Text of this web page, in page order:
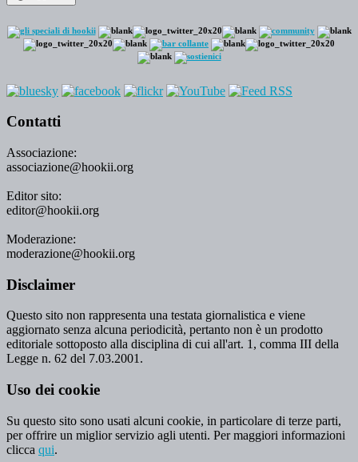
Contatti
Associazione:
associazione@hookii.org
Editor sito:
editor@hookii.org
Moderazione:
moderazione@hookii.org
Disclaimer
Questo sito non rappresenta una testata giornalistica e viene
aggiornato senza alcuna periodicità, pertanto non è un prodotto
editoriale sottoposto alla disciplina di cui all'art. 1, comma III della
Legge n. 62 del 7.03.2001.
Uso dei cookie
Su questo sito sono usati alcuni cookie, in particolare di terze parti,
per offrire un miglior servizio agli utenti. Per maggiori informazioni
clicca qui.